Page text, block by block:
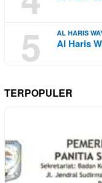
5 AL HARIS
Al Haris
TERPOPULER